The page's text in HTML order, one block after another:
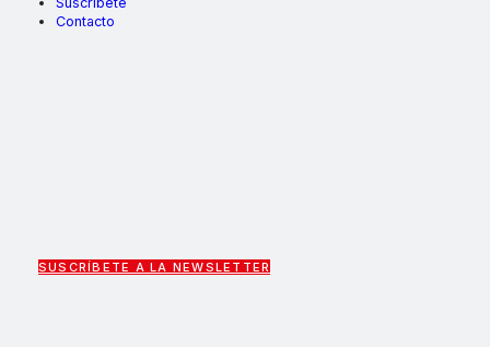
Contacto
SUSCRÍBETE A LA NEWSLETTER